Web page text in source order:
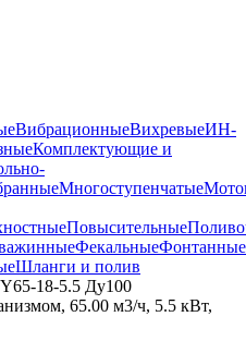
ВибрационныеВихревыеИН-
Комплектующие и
Многоступенчатые
Повысительные
ФекальныеФонтанные
Шланги и полив
18-5.5 Ду100
65.00 м3/ч, 5.5 кВт,